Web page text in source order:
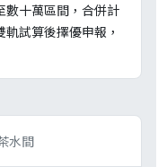
數十萬區間，合併計
試算後擇優申報，
水間